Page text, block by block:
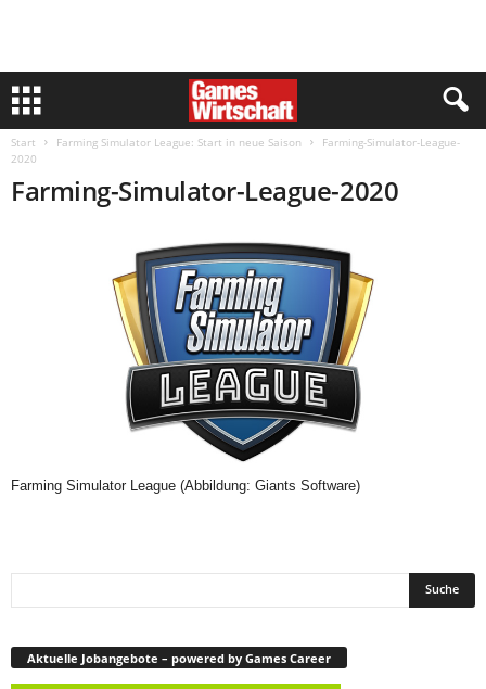
Start Farming Simulator League: Start in neue Saison
Farming-Simulator-League-
2020
Farming-Simulator-League-2020
Farming Simulator League (Abbildung: Giants Software)
Aktuelle Jobangebote – powered by Games Career